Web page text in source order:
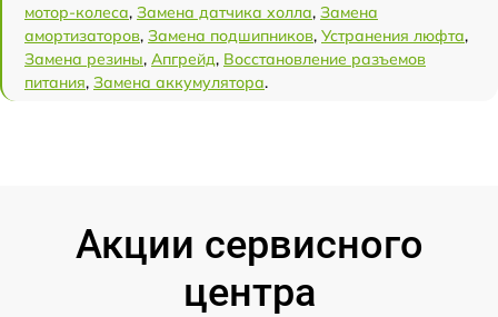
мотор-колеса, Замена датчика холла, Замена
амортизаторов, Замена подшипников, Устранения люфта,
Замена резины, Апгрейд, Восстановление разъемов
питания, Замена аккумулятора.
Акции сервисного
центра